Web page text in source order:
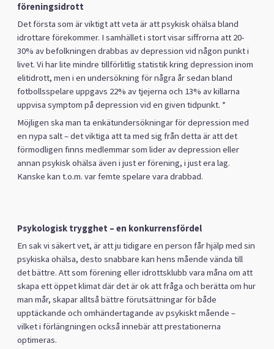
föreningsidrott
Det första som är viktigt att veta är att psykisk ohälsa bland
idrottare förekommer. I samhället i stort visar siffrorna att 20-
30% av befolkningen drabbas av depression vid någon punkt i
livet. Vi har lite mindre tillförlitlig statistik kring depression inom
elitidrott, men i en undersökning för några år sedan bland
fotbollsspelare uppgavs 22% av tjejerna och 13% av killarna
uppvisa symptom på depression vid en given tidpunkt. *
Möjligen ska man ta enkätundersökningar för depression med
en nypa salt – det viktiga att ta med sig från detta är att det
förmodligen finns medlemmar som lider av depression eller
annan psykisk ohälsa även i just er förening, i just era lag.
Kanske kan t.o.m. var femte spelare vara drabbad.
Psykologisk trygghet – en konkurrensfördel
En sak vi säkert vet, är att ju tidigare en person får hjälp med sin
psykiska ohälsa, desto snabbare kan hens mående vända till
det bättre. Att som förening eller idrottsklubb vara måna om att
skapa ett öppet klimat där det är ok att fråga och berätta om hur
man mår, skapar alltså bättre förutsättningar för både
upptäckande och omhändertagande av psykiskt mående –
vilket i förlängningen också innebär att prestationerna
optimeras.